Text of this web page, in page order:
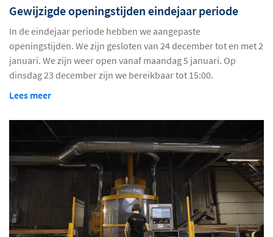
Gewijzigde openingstijden eindejaar periode
In de eindejaar periode hebben we aangepaste
openingstijden. We zijn gesloten van 24 december tot en met 2
januari. We zijn weer open vanaf maandag 5 januari. Op
dinsdag 23 december zijn we bereikbaar tot 15:00.
Lees meer